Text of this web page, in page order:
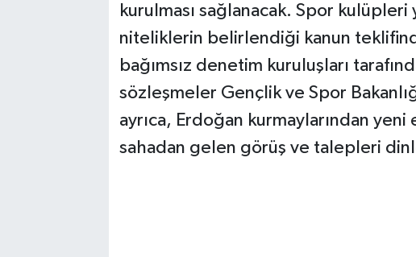
kurulması sağlanacak. Spor
niteliklerin belirlendiği kanun
bağımsız denetim kuruluşları
sözleşmeler Gençlik ve Spor
ayrıca, Erdoğan kurmaylarından
sahadan gelen görüş ve talepleri